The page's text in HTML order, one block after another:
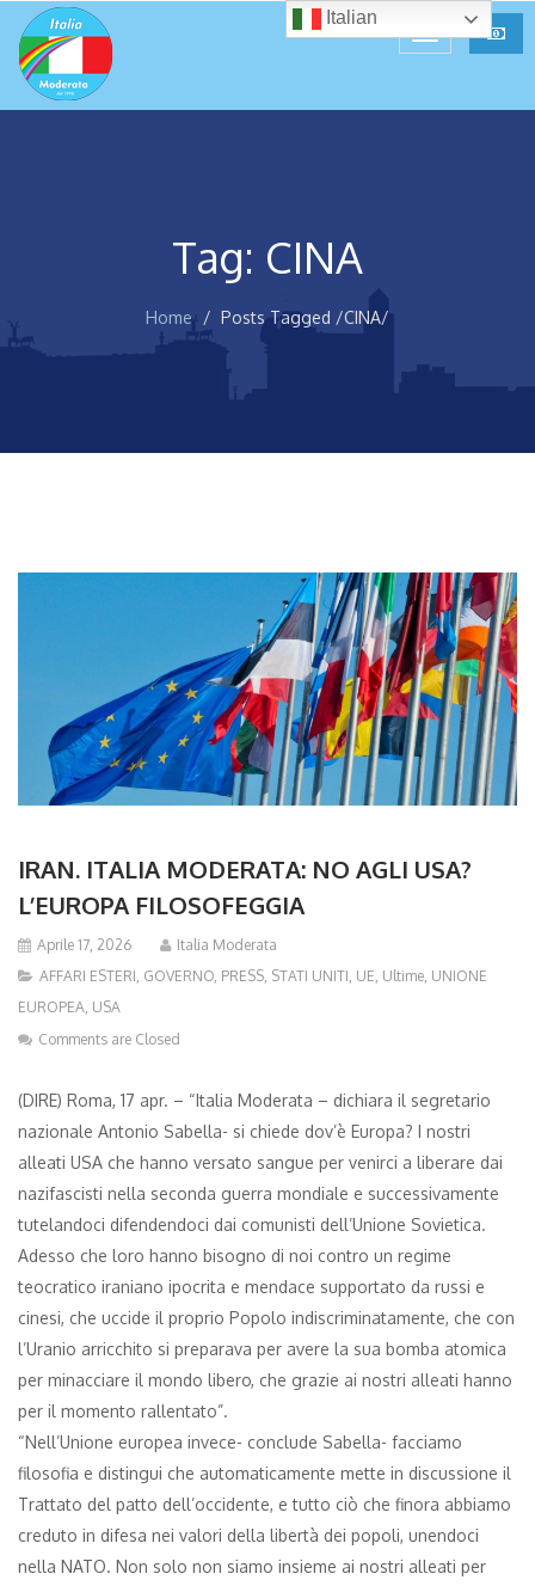
Tag: CINA
Home Posts Tagged /CINA/
IRAN. ITALIA MODERATA: NO AGLI USA?
L’EUROPA FILOSOFEGGIA
Aprile 17, 2026
Italia Moderata
AFFARI ESTERI, GOVERNO, PRESS, STATI UNITI, UE, Ultime, UNIONE
EUROPEA, USA
Comments are Closed
(DIRE) Roma, 17 apr. – “Italia Moderata – dichiara il segretario
nazionale Antonio Sabella- si chiede dov’è Europa? I nostri
alleati USA che hanno versato sangue per venirci a liberare dai
nazifascisti nella seconda guerra mondiale e successivamente
tutelandoci difendendoci dai comunisti dell’Unione Sovietica.
Adesso che loro hanno bisogno di noi contro un regime
teocratico iraniano ipocrita e mendace supportato da russi e
cinesi, che uccide il proprio Popolo indiscriminatamente, che con
l’Uranio arricchito si preparava per avere la sua bomba atomica
per minacciare il mondo libero, che grazie ai nostri alleati hanno
per il momento rallentato”.
“Nell’Unione europea invece- conclude Sabella- facciamo
filosofia e distingui che automaticamente mette in discussione il
Trattato del patto dell’occidente, e tutto ciò che finora abbiamo
creduto in difesa nei valori della libertà dei popoli, unendoci
nella NATO. Non solo non siamo insieme ai nostri alleati per
Italian